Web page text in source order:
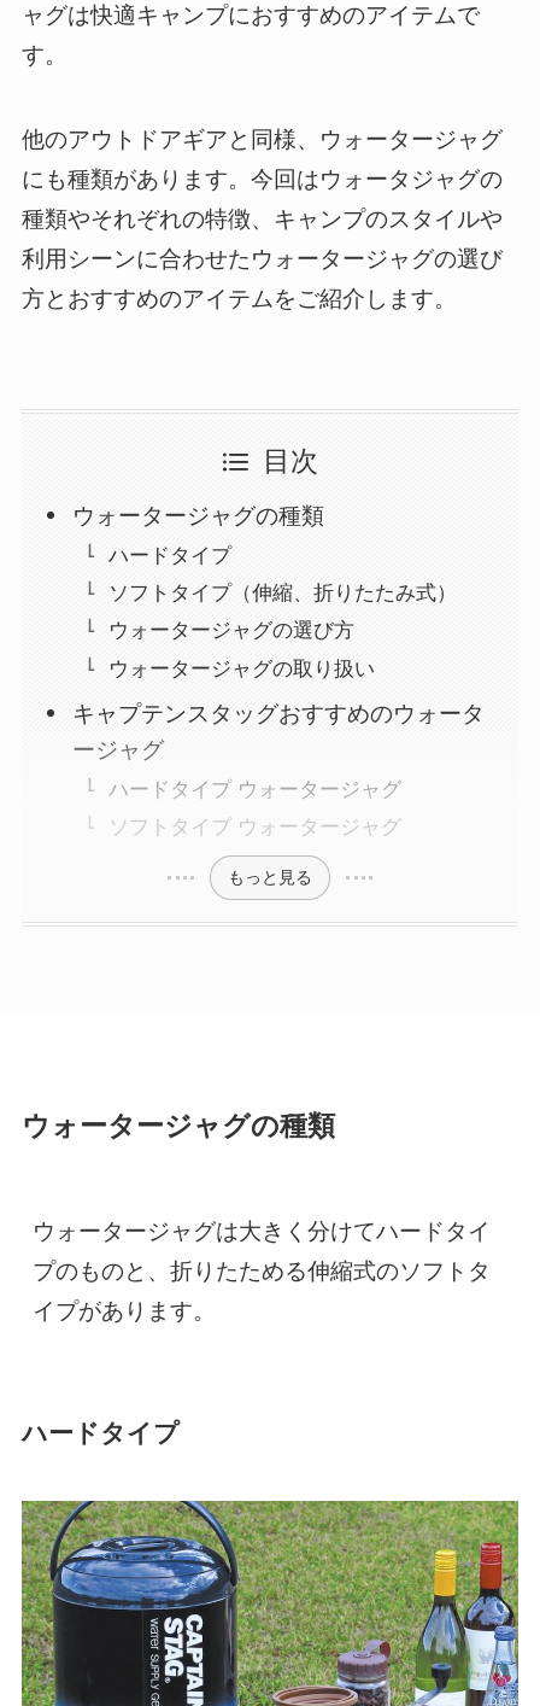
ャグは快適キャンプにおすすめのアイテムで
す。
他のアウトドアギアと同様、ウォータージャグ
にも種類があります。今回はウォータジャグの
種類やそれぞれの特徴、キャンプのスタイルや
利用シーンに合わせたウォータージャグの選び
方とおすすめのアイテムをご紹介します。
目次
ウォータージャグの種類
ハードタイプ
ソフトタイプ（伸縮、折りたたみ式）
ウォータージャグの選び方
ウォータージャグの取り扱い
キャプテンスタッグおすすめのウォータ
ージャグ
ハードタイプ ウォータージャグ
ソフトタイプ ウォータージャグ
もっと見る
ウォータージャグの種類
ウォータージャグは大きく分けてハードタイ
プのものと、折りたためる伸縮式のソフトタ
イプがあります。
ハードタイプ